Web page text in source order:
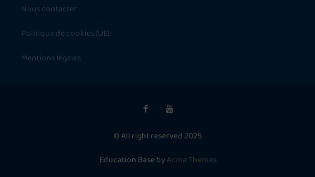
Nous contacter
Politique de cookies (UE)
Mentions légales
© All right reserved 2025
Education Base byAcme Themes